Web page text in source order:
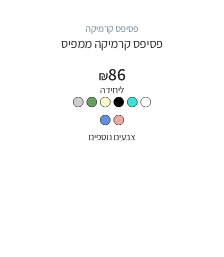
פסיפס קרמיקה
פסיפס קרמיקה ממפיס
₪86
ליחידה
צבעים נוספים